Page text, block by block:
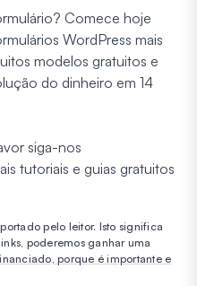
Comece hoje
WordPress mais
modelos gratuitos e
do dinheiro em 14
siga-nos
tutoriais e guias gratuitos
pelo leitor. Isto significa
poderemos ganhar uma
porque é importante e